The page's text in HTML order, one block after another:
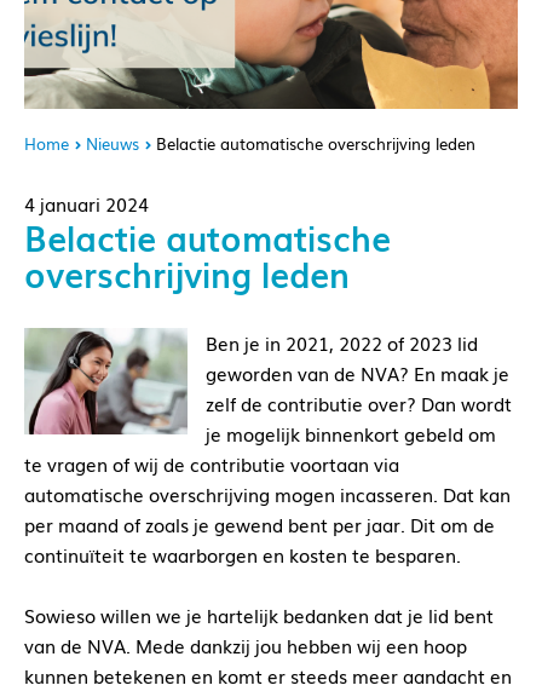
Home Nieuws Belactie automatische overschrijving leden
4 januari 2024
Belactie automatische
overschrijving leden
Ben je in 2021, 2022 of 2023 lid
geworden van de NVA? En maak je
zelf de contributie over? Dan wordt
je mogelijk binnenkort gebeld om
te vragen of wij de contributie voortaan via
automatische overschrijving mogen incasseren. Dat kan
per maand of zoals je gewend bent per jaar. Dit om de
continuïteit te waarborgen en kosten te besparen.
Sowieso willen we je hartelijk bedanken dat je lid bent
van de NVA. Mede dankzij jou hebben wij een hoop
kunnen betekenen en komt er steeds meer aandacht en